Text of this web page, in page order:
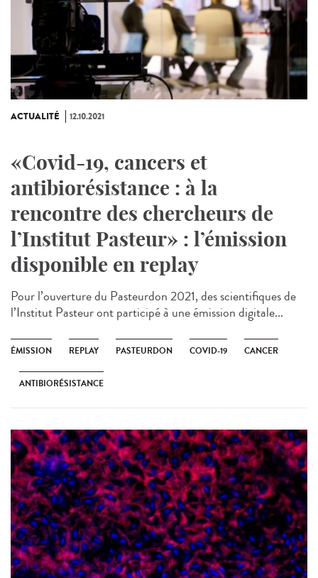
ACTUALITÉ 12.10.2021
«Covid-19, cancers et
antibiorésistance : à la
rencontre des chercheurs de
l’Institut Pasteur» : l’émission
disponible en replay
Pour l’ouverture du Pasteurdon 2021, des scientifiques de
l’Institut Pasteur ont participé à une émission digitale...
ÉMISSION REPLAY PASTEURDON COVID-19 CANCER
ANTIBIORÉSISTANCE